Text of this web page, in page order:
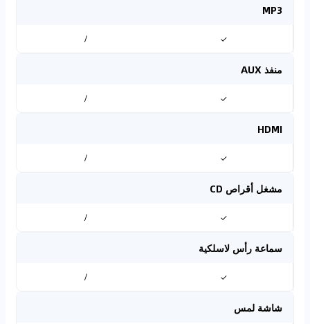
MP3
✓
/
منفذ AUX
✓
/
HDMI
✓
/
مشغل أقراص CD
✓
/
سماعة رأس لاسلكية
✓
/
شاشة لمس